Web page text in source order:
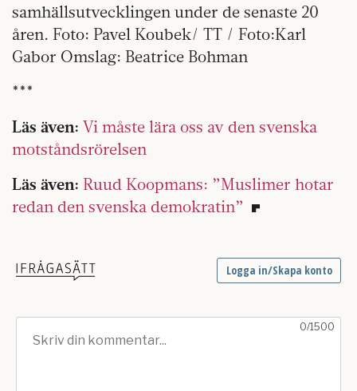
samhällsutvecklingen under de senaste 20
åren. Foto: Pavel Koubek/ TT / Foto:Karl
Gabor Omslag: Beatrice Bohman
***
Läs även: Vi måste lära oss av den svenska
motståndsrörelsen
Läs även: Ruud Koopmans: ”Muslimer hotar
redan den svenska demokratin”